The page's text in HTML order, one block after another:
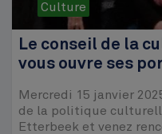
Culture
Le conseil de la
vous ouvre ses
Mercredi 15 janvier
de la politique
Etterbeek et venez